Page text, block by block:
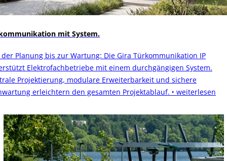
mit System.
der Planung bis zur Wartung: Die Gira Türkommunikation IP
Elektrofachbetriebe mit einem durchgängigen System.
Projektierung, modulare Erweiterbarkeit und sichere
erleichtern den gesamten Projektablauf. ‣ weiterlesen